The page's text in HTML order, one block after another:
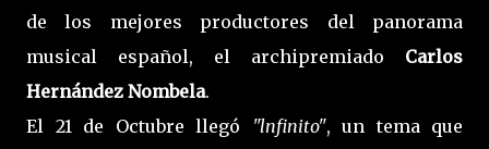
de los mejores productores del panorama
musical español, el archipremiado Carlos
Hernández Nombela.
El 21 de Octubre llegó
"lnfinito", un tema que